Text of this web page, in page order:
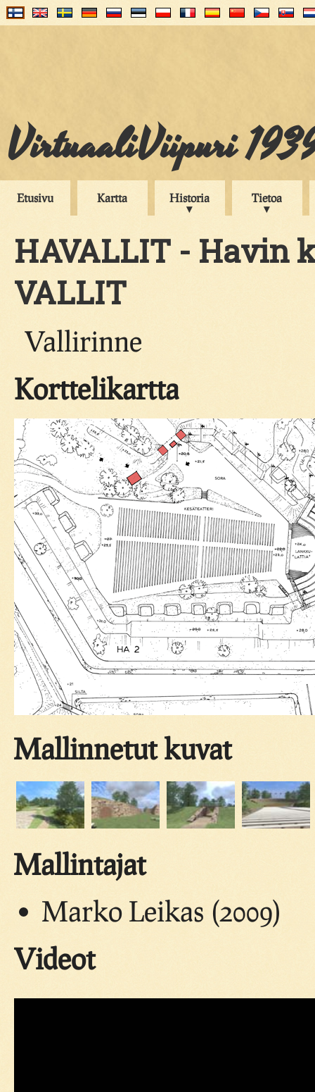
VirtuaaliViipuri
Etusivu Kartta Historia Tietoa
HAVALLIT - Havin
VALLIT
Vallirinne
Korttelikartta
Mallinnetut kuvat
Mallintajat
Marko Leikas (2009)
Videot